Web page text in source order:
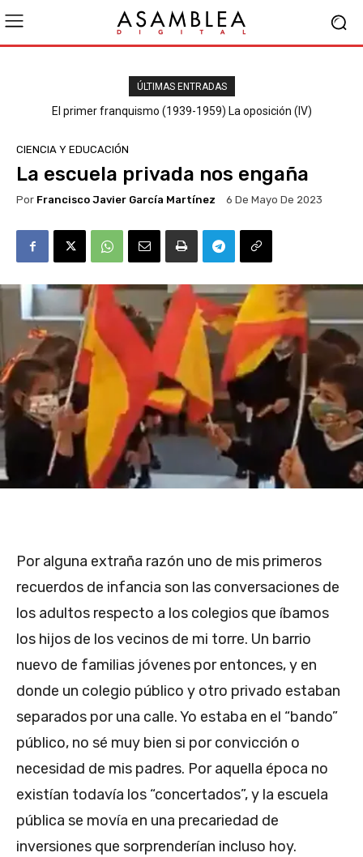
ÚLTIMAS ENTRADAS
El primer franquismo (1939-1959) La oposición (III) El PSOE
CIENCIA Y EDUCACIÓN
La escuela privada nos engaña
Por Francisco Javier García Martínez 6 De Mayo De 2023
Por alguna extraña razón uno de mis primeros
recuerdos de infancia son las conversaciones de
los adultos respecto a los colegios que íbamos
los hijos de los vecinos de mi torre. Un barrio
nuevo de familias jóvenes por entonces, y en
donde un colegio público y otro privado estaban
separados por una calle. Yo estaba en el “bando”
público, no sé muy bien si por convicción o
necesidad de mis padres. Por aquella época no
existían todavía los “concertados”, y la escuela
pública se movía en una precariedad de
inversiones que sorprenderían incluso hoy.